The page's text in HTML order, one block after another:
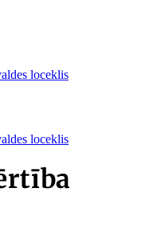
loceklis
loceklis